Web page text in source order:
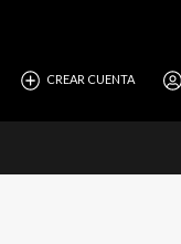
CREAR CUENTA